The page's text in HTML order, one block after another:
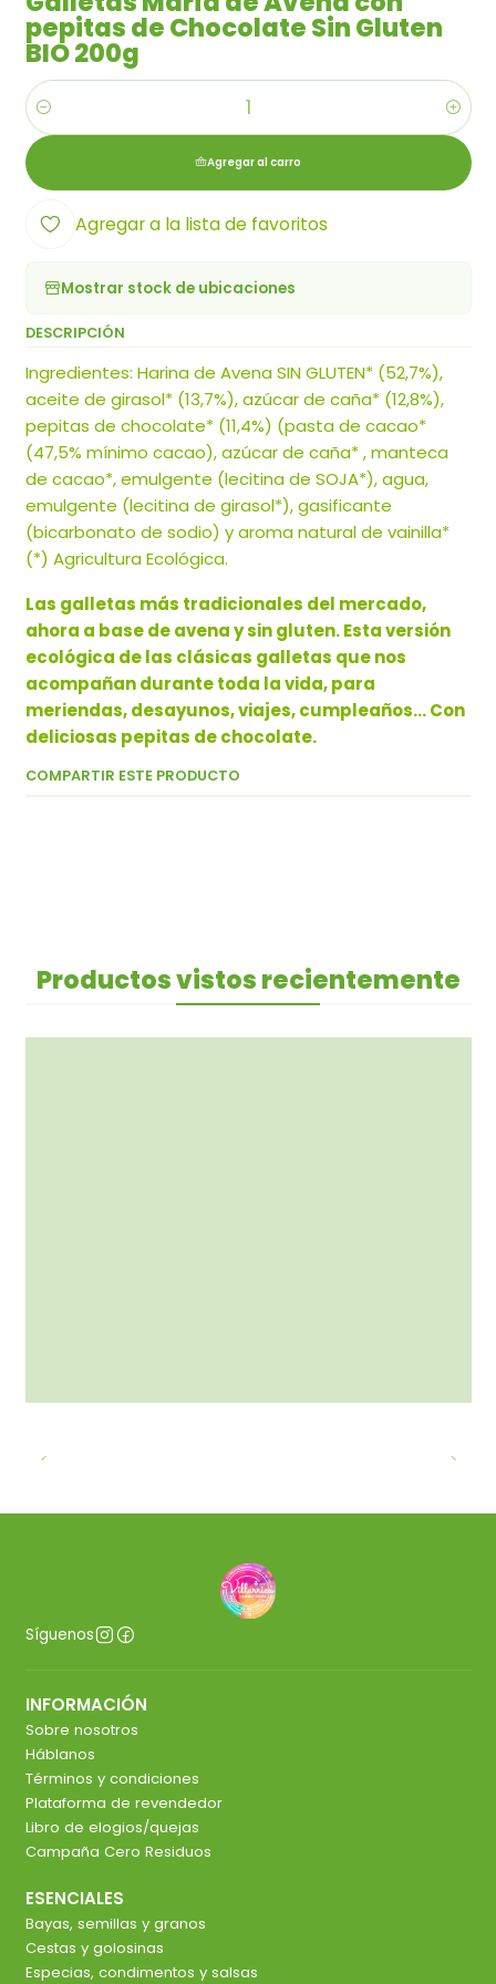
pepitas de Chocolate Sin Gluten
BIO 200g
Cantidad
Agregar al carro
Agregar a la lista de favoritos
Mostrar stock de ubicaciones
DESCRIPCIÓN
Ingredientes: Harina de Avena SIN GLUTEN* (52,7%),
aceite de girasol* (13,7%), azúcar de caña* (12,8%),
pepitas de chocolate* (11,4%) (pasta de cacao*
(47,5% mínimo cacao), azúcar de caña* , manteca
de cacao*, emulgente (lecitina de SOJA*), agua,
emulgente (lecitina de girasol*), gasificante
(bicarbonato de sodio) y aroma natural de vainilla*
(*) Agricultura Ecológica.
Las galletas más tradicionales del mercado,
ahora a base de avena y sin gluten. Esta versión
ecológica de las clásicas galletas que nos
acompañan durante toda la vida, para
meriendas, desayunos, viajes, cumpleaños… Con
deliciosas pepitas de chocolate.
COMPARTIR ESTE PRODUCTO
Productos vistos recientemente
Síguenos
INFORMACIÓN
Sobre nosotros
Háblanos
Términos y condiciones
Plataforma de revendedor
Libro de elogios/quejas
Campaña Cero Residuos
ESENCIALES
Bayas, semillas y granos
Cestas y golosinas
Especias, condimentos y salsas